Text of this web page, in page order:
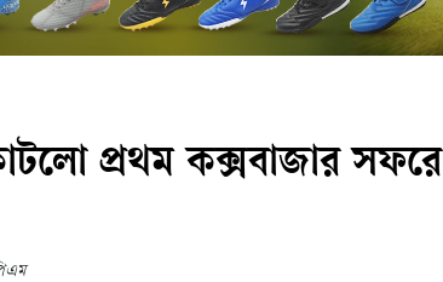
কাটলো প্রথম কক্সবাজার সফরে